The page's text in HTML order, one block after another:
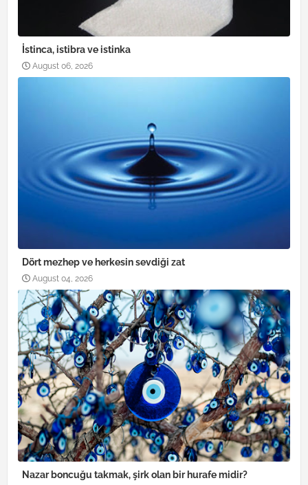
İstinca, istibra ve istinka
August 06, 2026
Dört mezhep ve herkesin sevdiği zat
August 04, 2026
Nazar boncuğu takmak, şirk olan bir hurafe midir?